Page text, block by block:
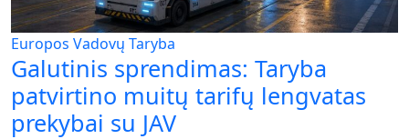
Europos Vadovų Taryba
Galutinis sprendimas: Taryba
patvirtino muitų tarifų lengvatas
prekybai su JAV